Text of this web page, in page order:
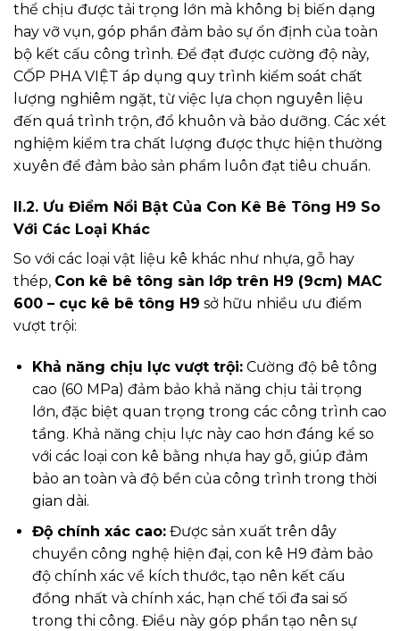
thể chịu được tải trọng lớn mà không bị biến dạng
hay vỡ vụn, góp phần đảm bảo sự ổn định của toàn
bộ kết cấu công trình. Để đạt được cường độ này,
CỐP PHA VIỆT áp dụng quy trình kiểm soát chất
lượng nghiêm ngặt, từ việc lựa chọn nguyên liệu
đến quá trình trộn, đổ khuôn và bảo dưỡng. Các xét
nghiệm kiểm tra chất lượng được thực hiện thường
xuyên để đảm bảo sản phẩm luôn đạt tiêu chuẩn.
II.2. Ưu Điểm Nổi Bật Của Con Kê Bê Tông H9 So
Với Các Loại Khác
So với các loại vật liệu kê khác như nhựa, gỗ hay
thép, Con kê bê tông sàn lớp trên H9 (9cm) MAC
600 – cục kê bê tông H9 sở hữu nhiều ưu điểm
vượt trội:
Khả năng chịu lực vượt trội:Cường độ bê tông
cao (60 MPa) đảm bảo khả năng chịu tải trọng
lớn, đặc biệt quan trọng trong các công trình cao
tầng. Khả năng chịu lực này cao hơn đáng kể so
với các loại con kê bằng nhựa hay gỗ, giúp đảm
bảo an toàn và độ bền của công trình trong thời
gian dài.
Độ chính xác cao:Được sản xuất trên dây
chuyền công nghệ hiện đại, con kê H9 đảm bảo
độ chính xác về kích thước, tạo nên kết cấu
đồng nhất và chính xác, hạn chế tối đa sai số
trong thi công. Điều này góp phần tạo nên sự